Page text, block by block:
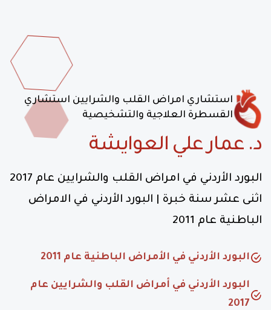
استشاري امراض القلب والشرايين استشاري
القسطرة العلاجية والتشخيصية
د. عمار علي العوايشة
البورد الأردني في امراض القلب والشرايين عام 2017
اثنى عشر سنة خبرة | البورد الأردني في الامراض
الباطنية عام 2011
البورد الأردني في الأمراض الباطنية عام 2011
البورد الأردني في أمراض القلب والشرايين عام
2017